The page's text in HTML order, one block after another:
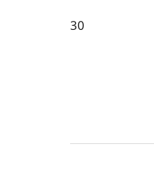
30